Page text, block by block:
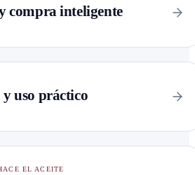
compra inteligente
y uso práctico
EL ACEITE